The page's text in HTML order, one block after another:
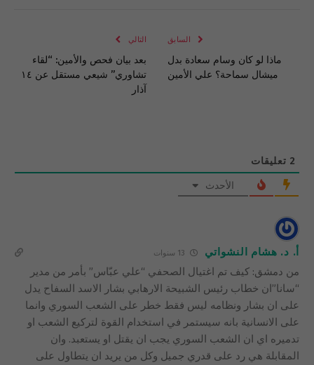
السابق
ماذا لو كان وسام سعادة بدل
ميشال سماحة؟ علي الأمين
التالي
بعد بيان فحص والأمين: “لقاء
تشاوري” شيعي مستقل عن ١٤
آذار
2 تعليقات
الأحدث
أ. د. هشام النشواتي
من دمشق: كيف تم اغتيال الصحفي “علي عبّاس” بأمر من مدير
“سانا”ان خطاب رئيس الشبيحة الارهابي بشار الاسد السفاح يدل
على ان بشار ونظامه ليس فقط خطر على الشعب السوري وانما
على الانسانية بانه سيستمر في استخدام القوة لتركيع الشعب او
تدميره اي ان الشعب السوري يجب ان يقتل او يستعبد. وان
المقابلة هي رد على قدري جميل وكل من يريد ان يتطاول على